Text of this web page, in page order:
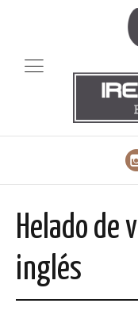
Helado de
inglés